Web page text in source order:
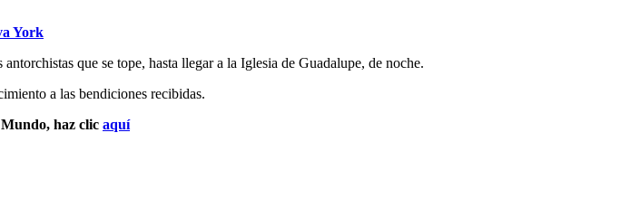
York
que se tope, hasta llegar a la Iglesia de Guadalupe, de noche.
a las bendiciones recibidas.
Mundo, haz clic aquí